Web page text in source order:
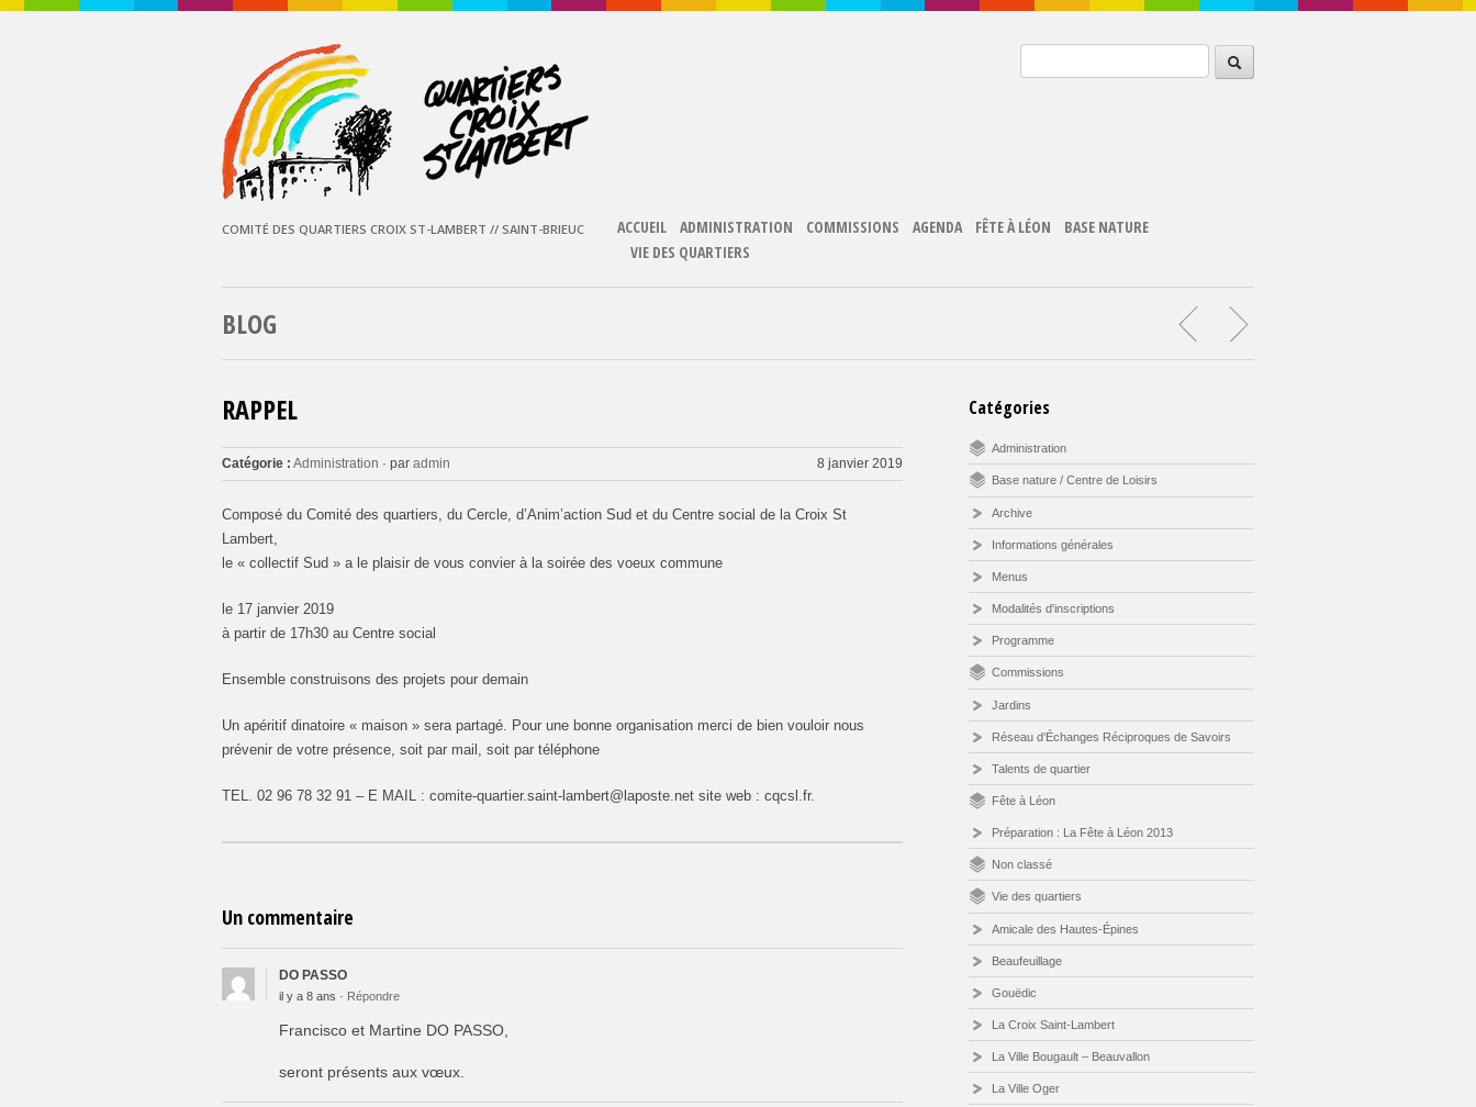
COMITÉ DES QUARTIERS CROIX ST-LAMBERT // SAINT-BRIEUC ACCUEIL ADMINISTRATION COMMISSIONS AGENDA FÊTE À LÉON
BASE NATURE
VIE DES QUARTIERS
BLOG
RAPPEL
Catégorie : Administration · par admin 8 janvier 2019
Composé du Comité des quartiers, du Cercle, d’Anim’action Sud et du Centre social de la Croix St
Lambert,
le « collectif Sud » a le plaisir de vous convier à la soirée des voeux commune
le 17 janvier 2019
à partir de 17h30 au Centre social
Ensemble construisons des projets pour demain
Un apéritif dinatoire « maison » sera partagé. Pour une bonne organisation merci de bien vouloir nous
prévenir de votre présence, soit par mail, soit par téléphone
TEL. 02 96 78 32 91 – E MAIL : comite-quartier.saint-lambert@laposte.net site web : cqcsl.fr.
Un commentaire
DO PASSO
il y a 8 ans · Répondre
Francisco et Martine DO PASSO,
seront présents aux vœux.
Catégories
Administration
Base nature / Centre de Loisirs
Archive
Informations générales
Menus
Modalités d'inscriptions
Programme
Commissions
Jardins
Réseau d'Échanges Réciproques de Savoirs
Talents de quartier
Fête à Léon
Préparation : La Fête à Léon 2013
Non classé
Vie des quartiers
Amicale des Hautes-Épines
Beaufeuillage
Gouëdic
La Croix Saint-Lambert
La Ville Bougault – Beauvallon
La Ville Oger